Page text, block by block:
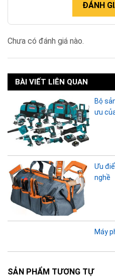
ĐÁNH
Chưa có đánh giá nào.
BÀI VIẾT LIÊN QUAN
Bộ
ưu
Ưu
nghề
Máy
SẢN PHẨM TƯƠNG TỰ